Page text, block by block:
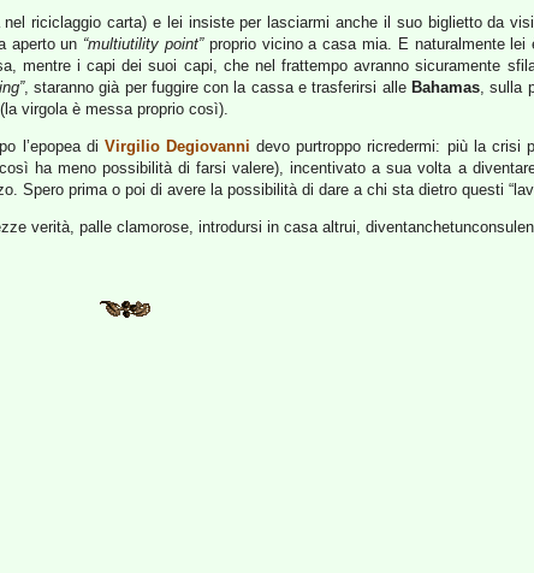
nel riciclaggio carta) e lei insiste per lasciarmi anche il suo biglietto da
aperto un “multiutility point”proprio vicino a casa mia. E naturalmente lei
mentre i capi dei suoi capi, che nel frattempo avranno sicuramente
, staranno già per fuggire con la cassa e trasferirsi alle Bahamas, sulla
virgola è messa proprio così).
l’epopea di Virgilio Degiovanni devo purtroppo ricredermi: più la crisi
ha meno possibilità di farsi valere), incentivato a sua volta a
Spero prima o poi di avere la possibilità di dare a chi sta dietro questi
verità, palle clamorose, introdursi in casa altrui,